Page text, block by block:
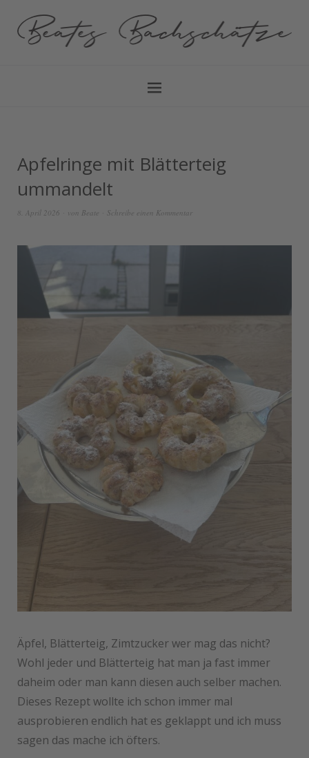
Apfelringe mit Blätterteig
ummandelt
8. April 2026 von Beate Schreibe einen Kommentar
Äpfel, Blätterteig, Zimtzucker wer mag das nicht?
Wohl jeder und Blätterteig hat man ja fast immer
daheim oder man kann diesen auch selber machen.
Dieses Rezept wollte ich schon immer mal
ausprobieren endlich hat es geklappt und ich muss
sagen das mache ich öfters.